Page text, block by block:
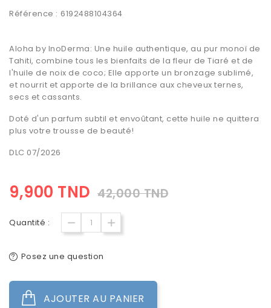
Référence : 6192488104364
Aloha by InoDerma: Une huile authentique, au pur monoï de
Tahiti, combine tous les bienfaits de la fleur de Tiaré et de
l'huile de noix de coco; Elle apporte un bronzage sublimé,
et nourrit et apporte de la brillance aux cheveux ternes,
secs et cassants.
Doté d'un parfum subtil et envoûtant, cette huile ne quittera
plus votre trousse de beauté!
DLC 07/2026
9,900 TND 42,000 TND
Quantité :
Posez une question
AJOUTER AU PANIER